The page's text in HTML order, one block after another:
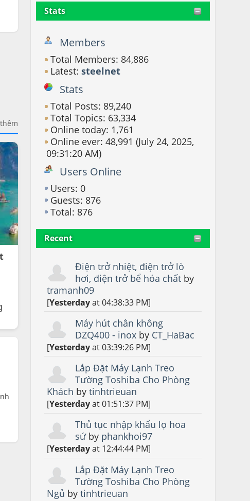
Stats
Members
Total Members: 84,886
Latest:steelnet
Stats
Total Posts: 89,240
Total Topics: 63,334
Online today: 1,761
Online ever: 48,991 (July 24, 2025,
09:31:20 AM)
Users Online
Users: 0
Guests: 876
Total: 876
Recent
Điện trở nhiệt, điện trở lò
hơi, điện trở bể hóa chấtby
tramanh09
[Yesterdayat 04:38:33 PM]
Máy hút chân không
DZQ400 - inoxby CT_HaBac
[Yesterdayat 03:39:26 PM]
Lắp Đặt Máy Lạnh Treo
Tường Toshiba Cho Phòng
Khách bytinhtrieuan
[Yesterdayat 01:51:37 PM]
Thủ tục nhập khẩu lọ hoa
sứby phankhoi97
[Yesterdayat 12:44:44 PM]
Lắp Đặt Máy Lạnh Treo
Tường Toshiba Cho Phòng
Ngủ bytinhtrieuan